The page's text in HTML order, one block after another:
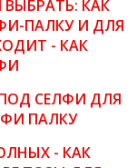
КАК
ПАЛКУ И ДЛЯ
- КАК
СЕЛФИ ДЛЯ
ПАЛКУ
- КАК